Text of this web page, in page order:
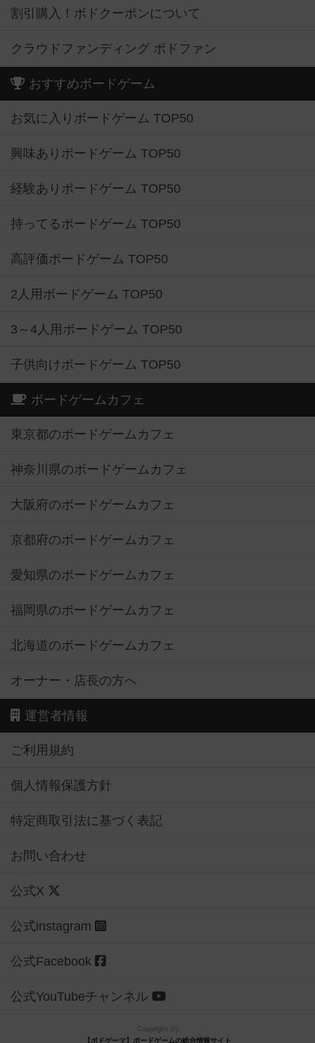
割引購入！ボドクーポンについて
クラウドファンディング ボドファン
おすすめボードゲーム
お気に入りボードゲーム TOP50
興味ありボードゲーム TOP50
経験ありボードゲーム TOP50
持ってるボードゲーム TOP50
高評価ボードゲーム TOP50
2人用ボードゲーム TOP50
3～4人用ボードゲーム TOP50
子供向けボードゲーム TOP50
ボードゲームカフェ
東京都のボードゲームカフェ
神奈川県のボードゲームカフェ
大阪府のボードゲームカフェ
京都府のボードゲームカフェ
愛知県のボードゲームカフェ
福岡県のボードゲームカフェ
北海道のボードゲームカフェ
オーナー・店長の方へ
運営者情報
ご利用規約
個人情報保護方針
特定商取引法に基づく表記
お問い合わせ
公式X
公式instagram
公式Facebook
公式YouTubeチャンネル
Copyright (c)
【ボドゲーマ】ボードゲームの総合情報サイト